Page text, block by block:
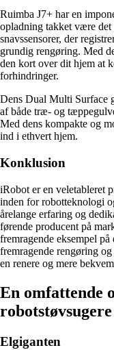
Ruimba J7+ har en
opladning takket være
snavssensorer, der
grundig rengøring. Med
den kort over dit hjem at
forhindringer.
Dens Dual Multi Surface
af både træ- og
Med dens kompakte og
ind i ethvert hjem.
Konklusion
iRobot er en veletableret
inden for robotteknologi
årelange erfaring og
førende producent på
fremragende eksempel
fremragende rengøring
en renere og mere
En omfattende
robotstøvsugere
Elgiganten